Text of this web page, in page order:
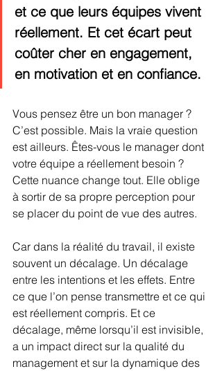
et ce que leurs équipes vivent
réellement. Et cet écart peut
coûter cher en engagement,
en motivation et en confiance.
Vous pensez être un bon manager ?
C’est possible. Mais la vraie question
est ailleurs. Êtes-vous le manager dont
votre équipe a réellement besoin ?
Cette nuance change tout. Elle oblige
à sortir de sa propre perception pour
se placer du point de vue des autres.
Car dans la réalité du travail, il existe
souvent un décalage. Un décalage
entre les intentions et les effets. Entre
ce que l’on pense transmettre et ce qui
est réellement compris. Et ce
décalage, même lorsqu’il est invisible,
a un impact direct sur la qualité du
management et sur la dynamique des